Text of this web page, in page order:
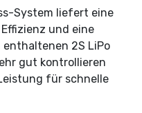
System liefert eine
und eine
enthaltenen 2S LiPo
gut kontrollieren
für schnelle